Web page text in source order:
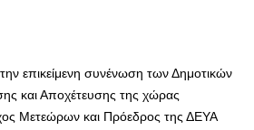
επικείμενη συνένωση των Δημοτικών
και Αποχέτευσης της χώρας
Μετεώρων και Πρόεδρος της ΔΕΥΑ